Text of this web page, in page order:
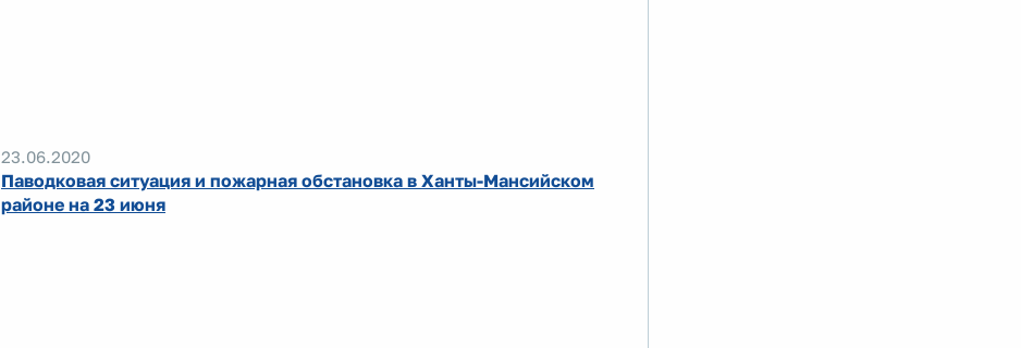
23.06.2020
Паводковая ситуация и пожарная обстановка в Ханты-Мансийском
районе на 23 июня